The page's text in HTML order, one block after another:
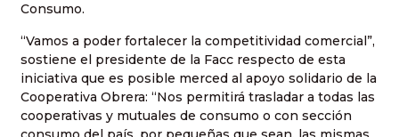
Consumo.
“Vamos a poder fortalecer la competitividad comercial”,
sostiene el presidente de la Facc respecto de esta
iniciativa que es posible merced al apoyo solidario de la
Cooperativa Obrera: “Nos permitirá trasladar a todas las
cooperativas y mutuales de consumo o con sección